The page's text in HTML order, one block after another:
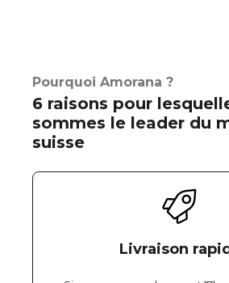
Pourquoi Amorana ?
6 raisons pour
sommes le leader du
suisse
Livraison